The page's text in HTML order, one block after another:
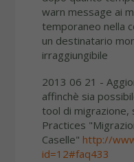
warn message ai
temporaneo nella
un destinatario
irraggiungibile
2013 06 21 -
affinchè sia
tool di migrazione,
Practices
Caselle" http://
id=12#faq433